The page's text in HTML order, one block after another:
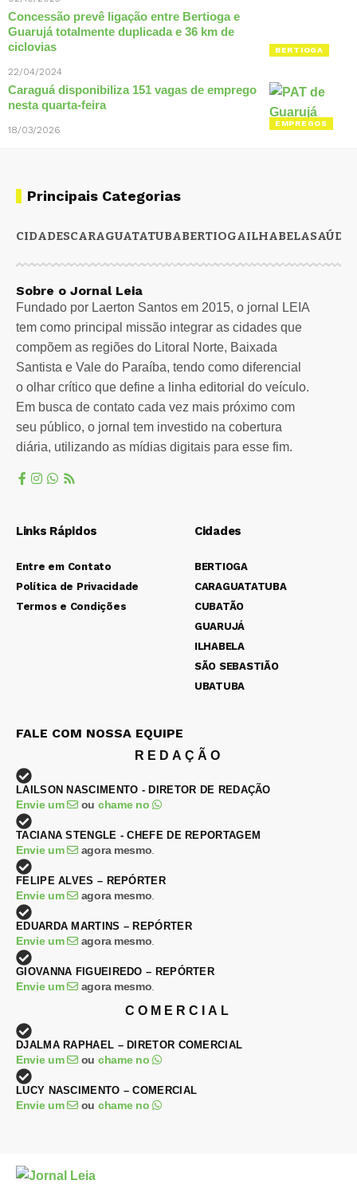
BERTIOGA
Concessão prevê ligação entre Bertioga e
Guarujá totalmente duplicada e 36 km de
ciclovias
22/04/2024
EMPREGOS
Caraguá disponibiliza 151 vagas de emprego
nesta quarta-feira
18/03/2026
Principais Categorias
CIDADESCARAGUATATUBABERTIOGAILHABELASAÚDE
Sobre o Jornal Leia
Fundado por Laerton Santos em 2015, o jornal LEIA
tem como principal missão integrar as cidades que
compõem as regiões do Litoral Norte, Baixada
Santista e Vale do Paraíba, tendo como diferencial
o olhar crítico que define a linha editorial do veículo.
Em busca de contato cada vez mais próximo com
seu público, o jornal tem investido na cobertura
diária, utilizando as mídias digitais para esse fim.
Links Rápidos
Entre em Contato
Política de Privacidade
Termos e Condições
Cidades
BERTIOGA
CARAGUATATUBA
CUBATÃO
GUARUJÁ
ILHABELA
SÃO SEBASTIÃO
UBATUBA
FALE COM NOSSA EQUIPE
REDAÇÃO
LAILSON NASCIMENTO - DIRETOR DE REDAÇÃO
Envie um ou chame no
TACIANA STENGLE - CHEFE DE REPORTAGEM
Envie um agora mesmo
FELIPE ALVES – REPÓRTER
Envie um agora mesmo
EDUARDA MARTINS – REPÓRTER
Envie um agora mesmo
GIOVANNA FIGUEIREDO – REPÓRTER
Envie um agora mesmo
COMERCIAL
DJALMA RAPHAEL – DIRETOR COMERCIAL
Envie um ou chame no
LUCY NASCIMENTO – COMERCIAL
Envie um ou chame no